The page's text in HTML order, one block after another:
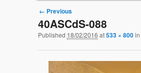
Image navigation
← Previous
40ASCdS-088
Published 18/02/2016 at533 × 800in